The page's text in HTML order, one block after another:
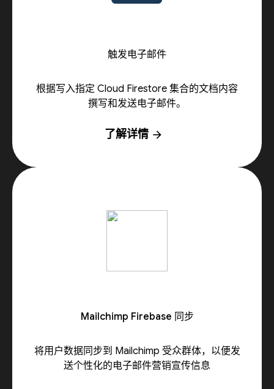
触发电子邮件
根据写入指定 Cloud Firestore 集合的文档内容
撰写和发送电子邮件。
了解详情 arrow_forward
Mailchimp Firebase 同步
将用户数据同步到 Mailchimp 受众群体，以便发
送个性化的电子邮件营销宣传信息